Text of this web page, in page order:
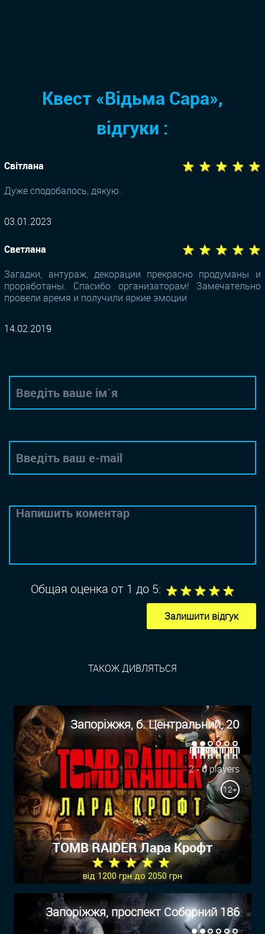
Квест «Відьма Сара»,
відгуки :
Світлана ★ ★ ★ ★ ★
Дуже сподобалось, дякую .
03.01.2023
Светлана ★ ★ ★ ★ ★
Загадки, антураж, декорации прекрасно продуманы и
проработаны. Спасибо организаторам! Замечательно
провели время и получили яркие эмоции
14.02.2019
Общая оценка от 1 до 5: 4
3
2
1
Залишити відгук
ТАКОЖ ДИВЛЯТЬСЯ
Запоріжжя, б. Центральний, 20
2 - 6 players
12+
TOMB RAIDER Лара Крофт
★ ★ ★ ★ ★
від 1200 грн до 2050 грн
Запоріжжя, проспект Соборний 186